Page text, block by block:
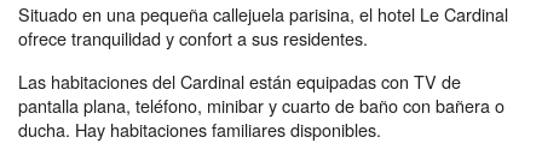
Situado en una pequeña callejuela parisina, el hotel Le Cardinal
ofrece tranquilidad y confort a sus residentes.
Las habitaciones del Cardinal están equipadas con TV de
pantalla plana, teléfono, minibar y cuarto de baño con bañera o
ducha. Hay habitaciones familiares disponibles.